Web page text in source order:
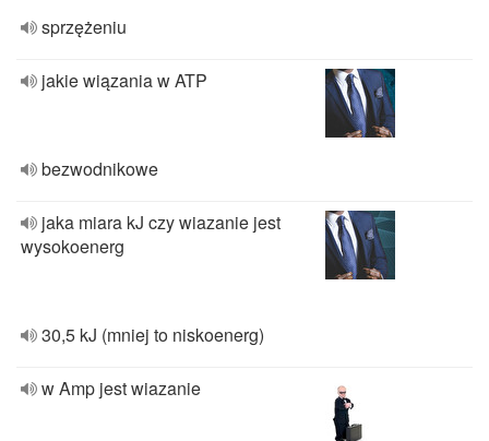
sprzężeniu
jakie wiązania w ATP
bezwodnikowe
jaka miara kJ czy wiazanie jest
wysokoenerg
30,5 kJ (mniej to niskoenerg)
w Amp jest wiazanie